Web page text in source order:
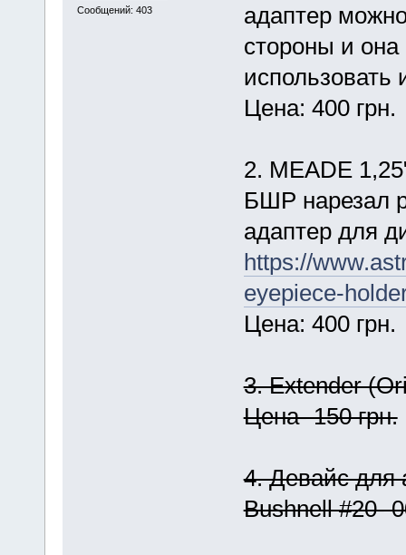
Сообщений: 403
адаптер
стороны и она
использовать
Цена: 400 грн.
2. MEADE
БШР нарезал
адаптер для
https://
eyepiece-
Цена: 400 грн.
3. Extender
Цена- 150 грн.
4. Девайс для
Bushnell #20-